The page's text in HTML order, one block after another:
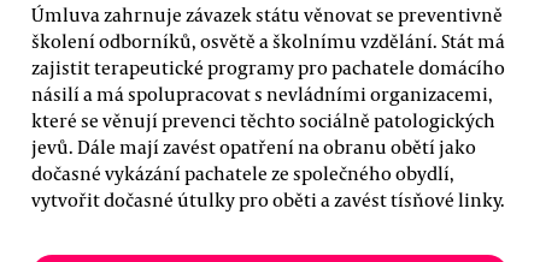
Úmluva zahrnuje závazek státu věnovat se preventivně
školení odborníků, osvětě a školnímu vzdělání. Stát má
zajistit terapeutické programy pro pachatele domácího
násilí a má spolupracovat s nevládními organizacemi,
které se věnují prevenci těchto sociálně patologických
jevů. Dále mají zavést opatření na obranu obětí jako
dočasné vykázání pachatele ze společného obydlí,
vytvořit dočasné útulky pro oběti a zavést tísňové linky.